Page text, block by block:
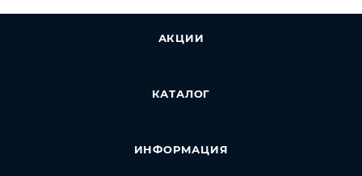
АКЦИИ
КАТАЛОГ
ИНФОРМАЦИЯ